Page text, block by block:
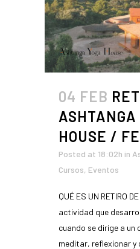
04 FEB
ASHTANGA
HOUSE /
Posted at 18:02h in
Cursos, Eventos
QUÉ ES UN RETIRO
actividad que
cuando se dirige a un
meditar, reflexionar y